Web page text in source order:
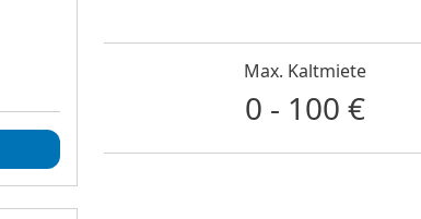
Max. Kaltmiete
0 - 100 €